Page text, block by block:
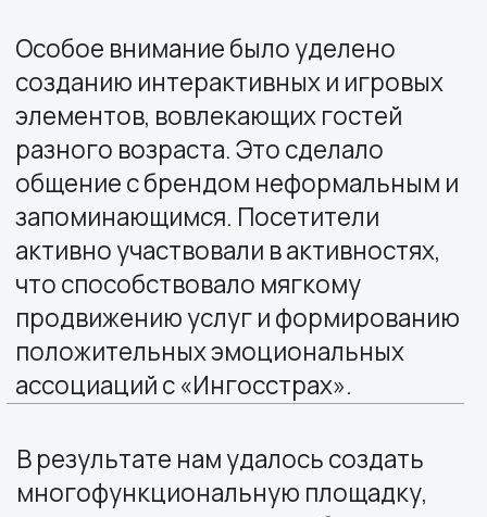
которая успешно решала бизнес-
задачи по генерации лидов и
усилению лояльности, оставаясь при
этом органичным элементом
праздничной атмосферы фестиваля.
Этот проект наглядно
демонстрирует, что выставочный
стенд может быть не просто местом
для диалога, а полноценным
инструментом формирования
современного и человечного имиджа
компании.